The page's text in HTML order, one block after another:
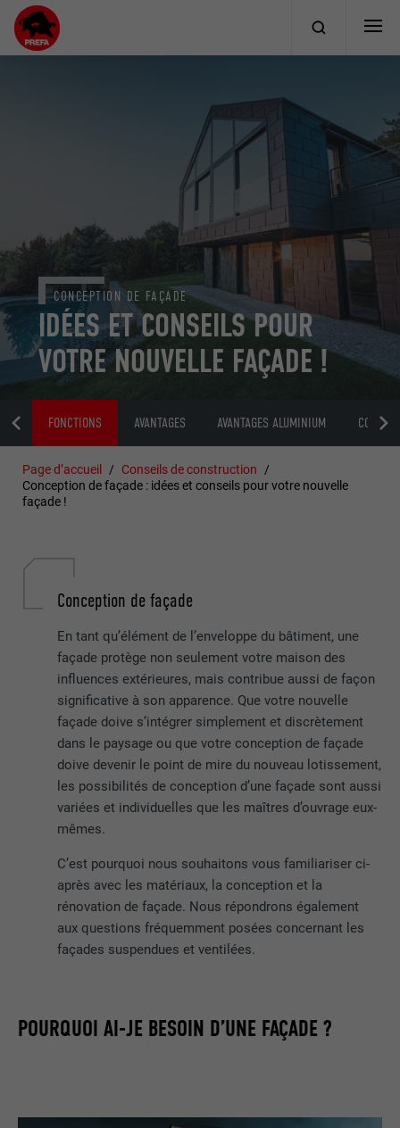
IDÉES ET CONSEILS POUR
VOTRE NOUVELLE FAÇADE !
CONCEPTION DE FAÇADE
FONCTIONS AVANTAGES AVANTAGES ALUMINIUM COÛT
Page d’accueil
Conseils de construction
Conception de façade : idées et conseils pour votre nouvelle
façade !
Conception de façade
En tant qu’élément de l’enveloppe du bâtiment, une
façade protège non seulement votre maison des
influences extérieures, mais contribue aussi de façon
significative à son apparence. Que votre nouvelle
façade doive s’intégrer simplement et discrètement
dans le paysage ou que votre conception de façade
doive devenir le point de mire du nouveau lotissement,
les possibilités de conception d’une façade sont aussi
variées et individuelles que les maîtres d’ouvrage eux-
mêmes.
C’est pourquoi nous souhaitons vous familiariser ci-
après avec les matériaux, la conception et la
rénovation de façade. Nous répondrons également
aux questions fréquemment posées concernant les
façades suspendues et ventilées.
POURQUOI AI-JE BESOIN D’UNE FAÇADE ?